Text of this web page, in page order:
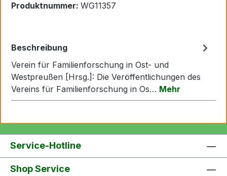
Produktnummer: WG11357
Beschreibung
Verein für Familienforschung in Ost- und
Westpreußen [Hrsg.]: Die Veröffentlichungen des
Vereins für Familienforschung in Os… Mehr
Service-Hotline
Shop Service